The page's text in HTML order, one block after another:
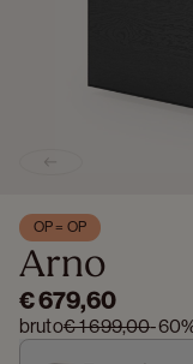
OP = OP
Arno
€ 679,60
bruto€ 1 699,00-